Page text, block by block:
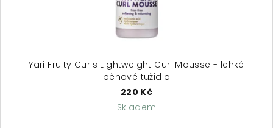
Yari Fruity Curls Lightweight Curl Mousse - lehké
pěnové tužidlo
220 Kč
Skladem